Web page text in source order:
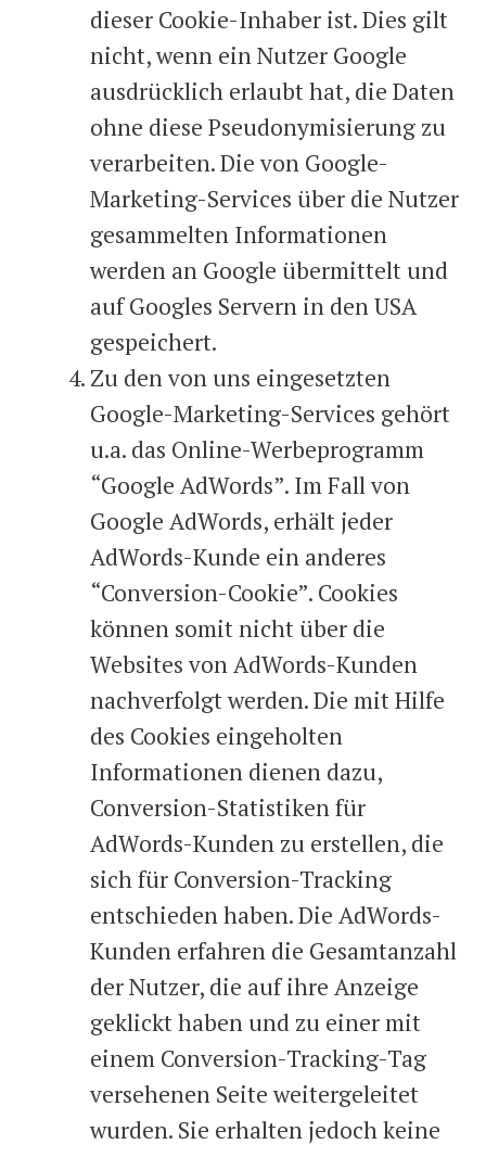
dieser Cookie-Inhaber ist. Dies gilt
nicht, wenn ein Nutzer Google
ausdrücklich erlaubt hat, die Daten
ohne diese Pseudonymisierung zu
verarbeiten. Die von Google-
Marketing-Services über die Nutzer
gesammelten Informationen
werden an Google übermittelt und
auf Googles Servern in den USA
gespeichert.
Zu den von uns eingesetzten
Google-Marketing-Services gehört
u.a. das Online-Werbeprogramm
“Google AdWords”. Im Fall von
Google AdWords, erhält jeder
AdWords-Kunde ein anderes
“Conversion-Cookie”. Cookies
können somit nicht über die
Websites von AdWords-Kunden
nachverfolgt werden. Die mit Hilfe
des Cookies eingeholten
Informationen dienen dazu,
Conversion-Statistiken für
AdWords-Kunden zu erstellen, die
sich für Conversion-Tracking
entschieden haben. Die AdWords-
Kunden erfahren die Gesamtanzahl
der Nutzer, die auf ihre Anzeige
geklickt haben und zu einer mit
einem Conversion-Tracking-Tag
versehenen Seite weitergeleitet
wurden. Sie erhalten jedoch keine